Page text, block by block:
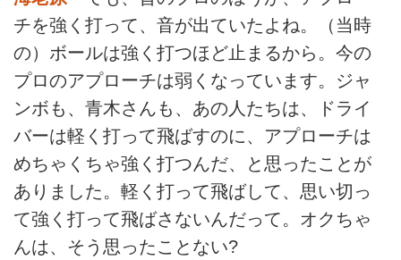
チを強く打って、音が出ていたよね。（当時
の）ボールは強く打つほど止まるから。今の
プロのアプローチは弱くなっています。ジャ
ンボも、青木さんも、あの人たちは、ドライ
バーは軽く打って飛ばすのに、アプローチは
めちゃくちゃ強く打つんだ、と思ったことが
ありました。軽く打って飛ばして、思い切っ
て強く打って飛ばさないんだって。オクちゃ
んは、そう思ったことない?